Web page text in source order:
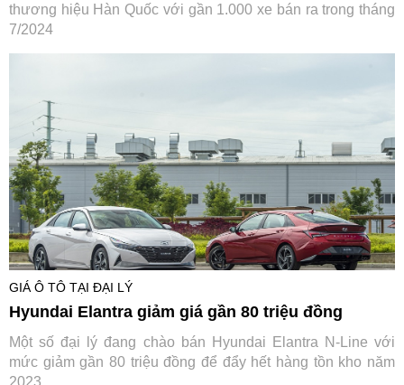
thương hiệu Hàn Quốc với gần 1.000 xe bán ra trong tháng
7/2024
GIÁ Ô TÔ TẠI ĐẠI LÝ
Hyundai Elantra giảm giá gần 80 triệu đồng
Một số đại lý đang chào bán Hyundai Elantra N-Line với
mức giảm gần 80 triệu đồng để đẩy hết hàng tồn kho năm